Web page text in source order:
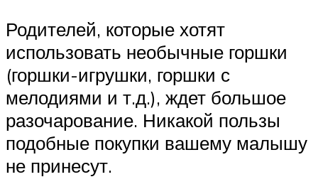
Родителей, которые хотят
использовать необычные горшки
(горшки-игрушки, горшки с
мелодиями и т.д.), ждет большое
разочарование. Никакой пользы
подобные покупки вашему малышу
не принесут.